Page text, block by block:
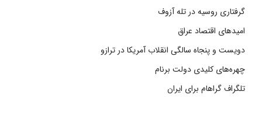
گرفتاری روسیه در تله آزوف
امیدهای اقتصاد عراق
دویست و پنجاه سالگی انقلاب آمریکا در ترازو
چهره‌های کلیدی دولت برنام
تلگراف گراهام برای ایران